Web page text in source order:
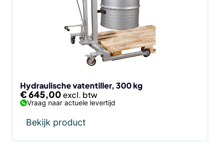
Hydraulische vatentiller, 300 kg
€645,00
Vraag naar actuele levertijd
Bekijk product